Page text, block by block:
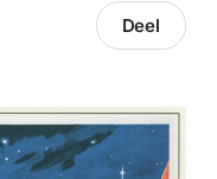
Deel